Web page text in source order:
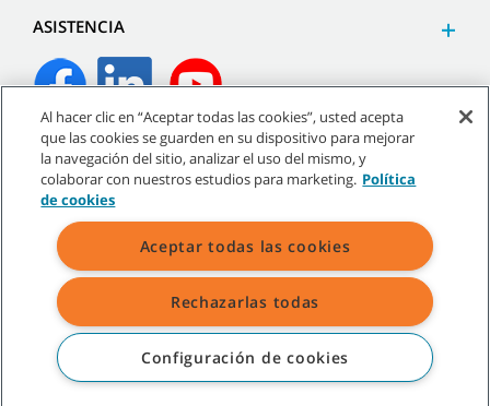
ASISTENCIA
©2026 Tennant Company. Todos los derechos reservados.
Mapa del sitio|Políticas generales|Términos de uso
Términos de venta
Todas las marcas registradas y logos de Tennant son propiedad de
Tennant Company y/o sus compañías afiliadas o subsidiarias.
Al hacer clic en “Aceptar todas las cookies”, usted acepta
que las cookies se guarden en su dispositivo para mejorar
la navegación del sitio, analizar el uso del mismo, y
colaborar con nuestros estudios para marketing. Política
de cookies
Aceptar todas las cookies
Rechazarlas todas
Configuración de cookies